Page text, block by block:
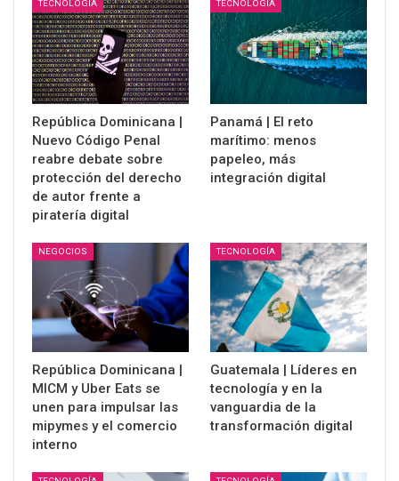
TECNOLOGÍA
República Dominicana |
Nuevo Código Penal
reabre debate sobre
protección del derecho
de autor frente a
piratería digital
TECNOLOGÍA
Panamá | El reto
marítimo: menos
papeleo, más
integración digital
NEGOCIOS
República Dominicana |
MICM y Uber Eats se
unen para impulsar las
mipymes y el comercio
interno
TECNOLOGÍA
Guatemala | Líderes en
tecnología y en la
vanguardia de la
transformación digital